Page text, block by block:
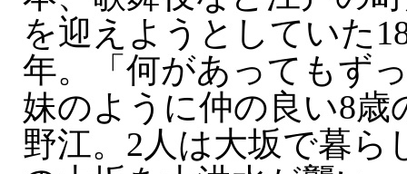
を迎えようとしていた
年。「何があってもず
妹のように仲の良い8歳
野江。2人は大坂で暮ら